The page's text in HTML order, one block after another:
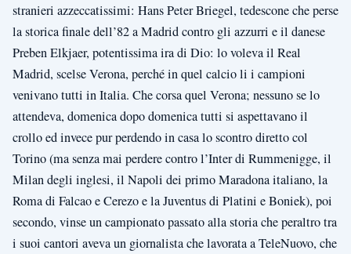
stranieri azzeccatissimi: Hans Peter Briegel, tedescone che perse
la storica finale dell’82 a Madrid contro gli azzurri e il danese
Preben Elkjaer, potentissima ira di Dio: lo voleva il Real
Madrid, scelse Verona, perché in quel calcio li i campioni
venivano tutti in Italia. Che corsa quel Verona; nessuno se lo
attendeva, domenica dopo domenica tutti si aspettavano il
crollo ed invece pur perdendo in casa lo scontro diretto col
Torino (ma senza mai perdere contro l’Inter di Rummenigge, il
Milan degli inglesi, il Napoli dei primo Maradona italiano, la
Roma di Falcao e Cerezo e la Juventus di Platini e Boniek), poi
secondo, vinse un campionato passato alla storia che peraltro tra
i suoi cantori aveva un giornalista che lavorata a TeleNuovo, che